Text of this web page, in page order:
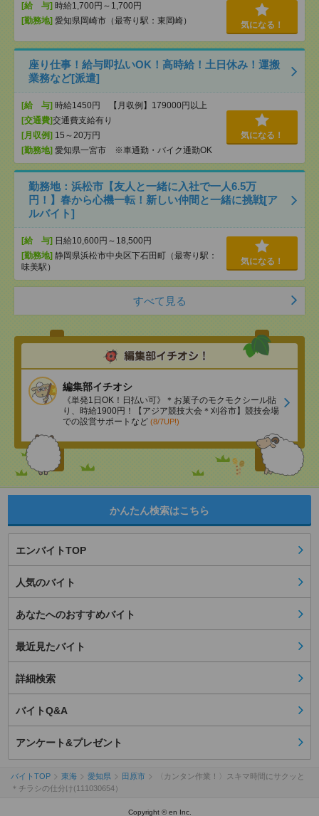
[給 与] 時給1,700円～1,700円
[勤務地] 愛知県岡崎市（最寄り駅：東岡崎） 気になる！
座り仕事！給与即払いOK！高時給！土日休み！運搬
業務など[派遣]
[給 与] 時給1450円 【月収例】179000円以上
[交通費]交通費支給有り
[月収例] 15～20万円
[勤務地] 愛知県一宮市 ※車通勤・バイク通勤OK
気になる！
勤務地：浜松市【友人と一緒に入社で一人6.5万
円！】春から心機一転！新しい仲間と一緒に挑戦[ア
ルバイト]
[給 与] 日給10,600円～18,500円
[勤務地] 静岡県浜松市中央区下石田町（最寄り駅：
味美駅）
気になる！
すべて見る
編集部イチオシ
《単発1日OK！日払い可》＊お菓子のモクモクシール貼
り、時給1900円！【アジア競技大会＊刈谷市】競技会場
での設営サポートなど (8/7UP!)
かんたん検索はこちら
エンバイトTOP
人気のバイト
あなたへのおすすめバイト
最近見たバイト
詳細検索
バイトQ&A
アンケート&プレゼント
バイトTOP 東海 愛知県 田原市
〈カンタン作業！〉スキマ時間にサクッと
＊チラシの仕分け(111030654）
Copyright © en Inc.